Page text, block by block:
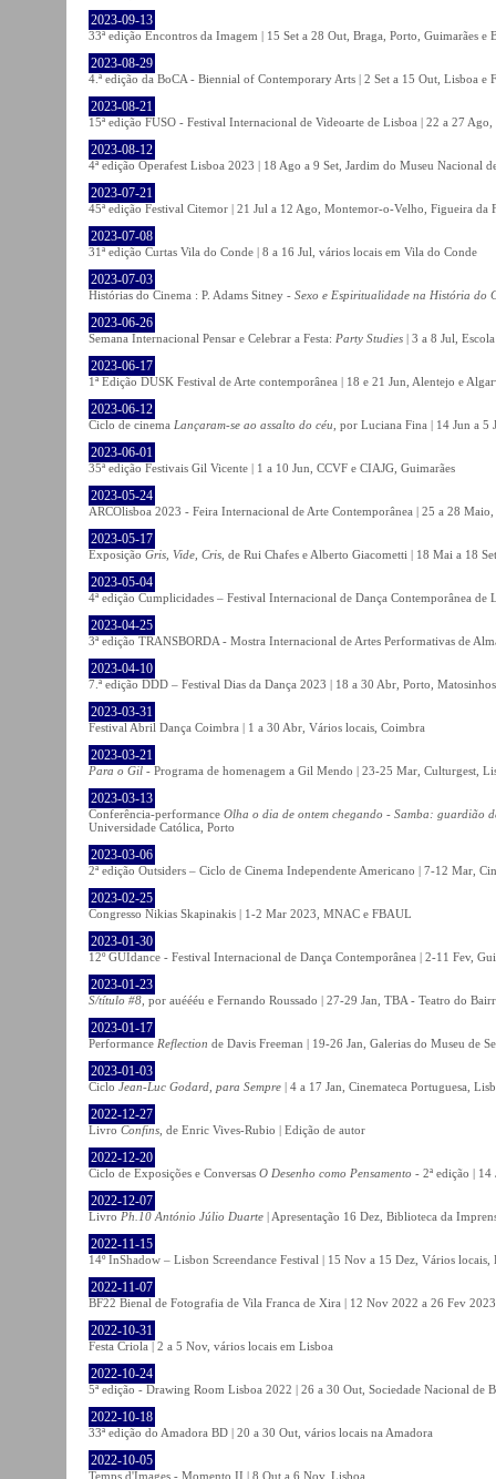
2023-09-13
33ª edição Encontros da Imagem | 15 Set a 28 Out, Braga, Porto, Guimarães e
2023-08-29
4.ª edição da BoCA - Biennial of Contemporary Arts | 2 Set a 15 Out, Lisboa e
2023-08-21
15ª edição FUSO - Festival Internacional de Videoarte de Lisboa | 22 a 27
2023-08-12
4ª edição Operafest Lisboa 2023 | 18 Ago a 9 Set, Jardim do Museu Nacional
2023-07-21
45ª edição Festival Citemor | 21 Jul a 12 Ago, Montemor-o-Velho, Figueira da
2023-07-08
31ª edição Curtas Vila do Conde | 8 a 16 Jul, vários locais em Vila do Conde
2023-07-03
Histórias do Cinema : P. Adams Sitney - Sexo e Espiritualidade na História do
2023-06-26
Semana Internacional Pensar e Celebrar a Festa: Party Studies | 3 a 8 Jul,
2023-06-17
1ª Edição DUSK Festival de Arte contemporânea | 18 e 21 Jun, Alentejo e
2023-06-12
Ciclo de cinema Lançaram-se ao assalto do céu , por Luciana Fina | 14 Jun a 5
2023-06-01
35ª edição Festivais Gil Vicente | 1 a 10 Jun, CCVF e CIAJG, Guimarães
2023-05-24
ARCOlisboa 2023 - Feira Internacional de Arte Contemporânea | 25 a 28
2023-05-17
Exposição Gris, Vide, Cris , de Rui Chafes e Alberto Giacometti | 18 Mai a 18
2023-05-04
4ª edição Cumplicidades – Festival Internacional de Dança Contemporânea
2023-04-25
3ª edição TRANSBORDA - Mostra Internacional de Artes Performativas de
2023-04-10
7.ª edição DDD – Festival Dias da Dança 2023 | 18 a 30 Abr, Porto,
2023-03-31
Festival Abril Dança Coimbra | 1 a 30 Abr, Vários locais, Coimbra
2023-03-21
Para o Gil - Programa de homenagem a Gil Mendo | 23-25 Mar, Culturgest,
2023-03-13
Conferência-performance Olha o dia de ontem chegando - Samba: guardião
Universidade Católica, Porto
2023-03-06
2ª edição Outsiders – Ciclo de Cinema Independente Americano | 7-12 Mar,
2023-02-25
Congresso Nikias Skapinakis | 1-2 Mar 2023, MNAC e FBAUL
2023-01-30
12º GUIdance - Festival Internacional de Dança Contemporânea | 2-11 Fev,
2023-01-23
S/título #8 , por auéééu e Fernando Roussado | 27-29 Jan, TBA - Teatro do
2023-01-17
Performance Reflection de Davis Freeman | 19-26 Jan, Galerias do Museu de
2023-01-03
Ciclo Jean-Luc Godard, para Sempre | 4 a 17 Jan, Cinemateca Portuguesa,
2022-12-27
Livro Confins , de Enric Vives-Rubio | Edição de autor
2022-12-20
Ciclo de Exposições e Conversas O Desenho como Pensamento - 2ª edição |
2022-12-07
Livro Ph.10 António Júlio Duarte | Apresentação 16 Dez, Biblioteca da
2022-11-15
14º InShadow – Lisbon Screendance Festival | 15 Nov a 15 Dez, Vários locais,
2022-11-07
BF22 Bienal de Fotografia de Vila Franca de Xira | 12 Nov 2022 a 26 Fev
2022-10-31
Festa Criola | 2 a 5 Nov, vários locais em Lisboa
2022-10-24
5ª edição - Drawing Room Lisboa 2022 | 26 a 30 Out, Sociedade Nacional de
2022-10-18
33ª edição do Amadora BD | 20 a 30 Out, vários locais na Amadora
2022-10-05
Temps d'Images - Momento II | 8 Out a 6 Nov, Lisboa